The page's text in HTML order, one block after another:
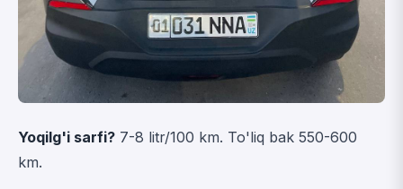
Yoqilg'i sarfi? 7-8 litr/100 km. To'liq bak 550-600
km.